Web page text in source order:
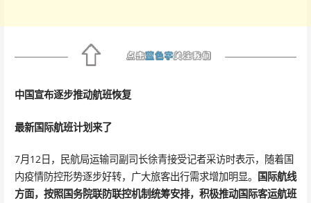
中国宣布逐步推动航班恢复
最新国际航班计划来了
7月12日，民航局运输司副司长徐青接受记者采访时表示，随着国
内疫情防控形势逐步好转，广大旅客出行需求增加明显。
国际航线
方面， 按照国务院联防联控机制统筹安排，积极推动国际客运航班